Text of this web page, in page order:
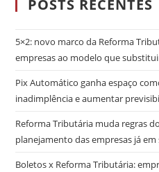
POSTS RECENTES
5×2: novo marco da Reforma
empresas ao modelo que
Pix Automático ganha espaço
inadimplência e aumentar
Reforma Tributária muda regras
planejamento das empresas já
Boletos x Reforma Tributária: